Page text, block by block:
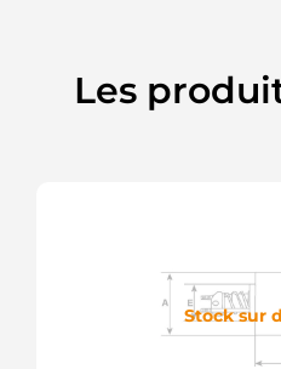
Les
Stock sur